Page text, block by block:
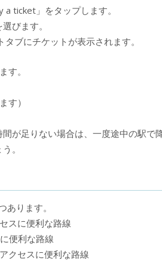
ticket」をタップします。
びます。
ブにチケットが表示されます。
す。
す）
が足りない場合は、一度途中の駅で
。
ります。
スに便利な路線
便利な路線
クセスに便利な路線